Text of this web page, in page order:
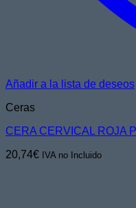
Añadir a la lista de deseos
Ceras
CERA CERVICAL ROJA
20,74€ IVA no Incluido